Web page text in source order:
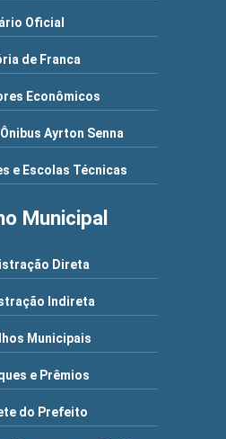
Oficial
de Franca
Econômicos
Ayrton Senna
e Escolas Técnicas
Municipal
Direta
Indireta
Municipais
e Prêmios
do Prefeito